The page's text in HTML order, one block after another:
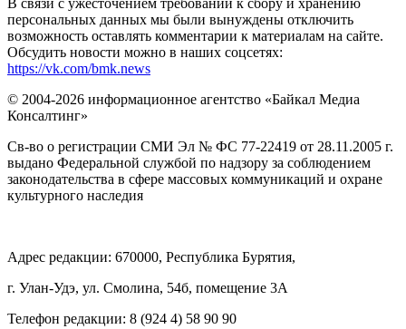
персональных данных мы были вынуждены отключить
возможность оставлять комментарии к материалам на сайте.
Обсудить новости можно в наших соцсетях:
https://vk.com/bmk.news
© 2004-2026 информационное агентство «Байкал Медиа
Консалтинг»
Св-во о регистрации СМИ Эл № ФС 77-22419 от 28.11.2005 г.
выдано Федеральной службой по надзору за соблюдением
законодательства в сфере массовых коммуникаций и охране
культурного наследия
Адрес редакции: 670000, Республика Бурятия,
г. Улан-Удэ, ул. Смолина, 54б, помещение 3А
Телефон редакции: ‎‎8 (924 4) 58 90 90